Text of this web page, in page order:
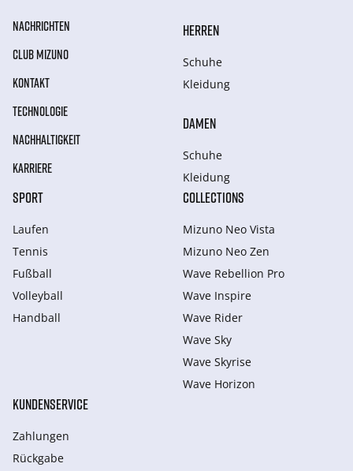
NACHRICHTEN
CLUB MIZUNO
KONTAKT
TECHNOLOGIE
NACHHALTIGKEIT
KARRIERE
HERREN
Schuhe
Kleidung
DAMEN
Schuhe
Kleidung
SPORT
Laufen
Tennis
Fußball
Volleyball
Handball
COLLECTIONS
Mizuno Neo Vista
Mizuno Neo Zen
Wave Rebellion Pro
Wave Inspire
Wave Rider
Wave Sky
Wave Skyrise
Wave Horizon
KUNDENSERVICE
Zahlungen
Rückgabe